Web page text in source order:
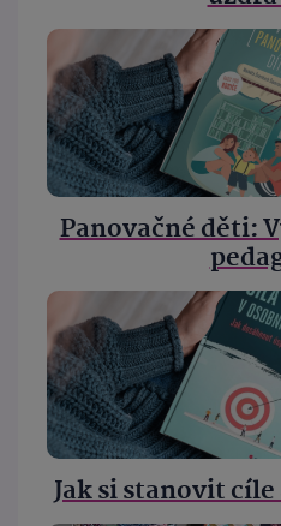
Panovačné děti:
Jak si stanovit